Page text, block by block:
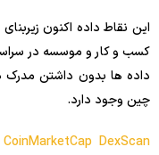
این نقاط داده اکنون
کسب و کار و موسسه در
داده ها بدون داشتن مدرک
چین وجود دارد.
CoinMarketCap DexScan